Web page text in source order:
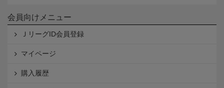
会員向けメニュー
ＪリーグID会員登録
マイページ
購入履歴